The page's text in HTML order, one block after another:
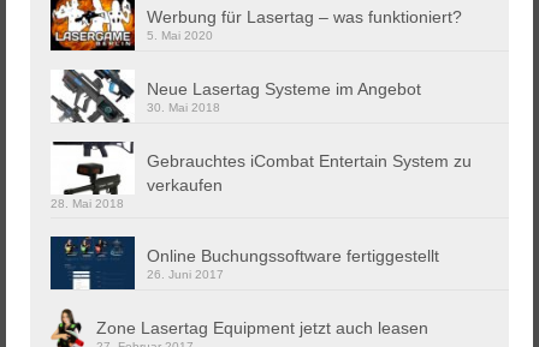
Werbung für Lasertag – was funktioniert?
5. Mai 2020
Neue Lasertag Systeme im Angebot
30. Mai 2018
Gebrauchtes iCombat Entertain System zu
verkaufen
28. Mai 2018
Online Buchungssoftware fertiggestellt
26. Juni 2017
Zone Lasertag Equipment jetzt auch leasen